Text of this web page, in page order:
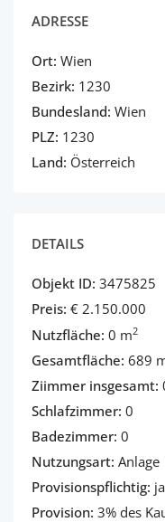
ADRESSE
Ort: Wien
Bezirk: 1230
Bundesland: Wien
PLZ: 1230
Land: Österreich
DETAILS
Objekt ID: 3475825
Preis: € 2.150.000
Nutzfläche: 0 m2
Gesamtfläche: 689
Ziimmer insgesamt:
Schlafzimmer: 0
Badezimmer: 0
Nutzungsart: Anlage
Provisionspflichtig: ja
Provision: 3% des